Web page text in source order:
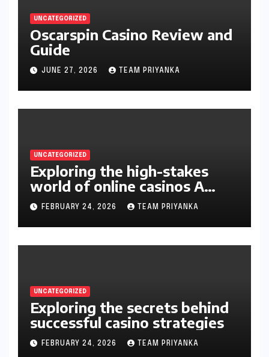
UNCATEGORIZED
Oscarspin Casino Review and
Guide
JUNE 27, 2026 TEAM PRIYANKA
UNCATEGORIZED
Exploring the high-stakes
world of online casinos A
gambler’s guide
FEBRUARY 24, 2026 TEAM PRIYANKA
UNCATEGORIZED
Exploring the secrets behind
successful casino strategies
FEBRUARY 24, 2026 TEAM PRIYANKA